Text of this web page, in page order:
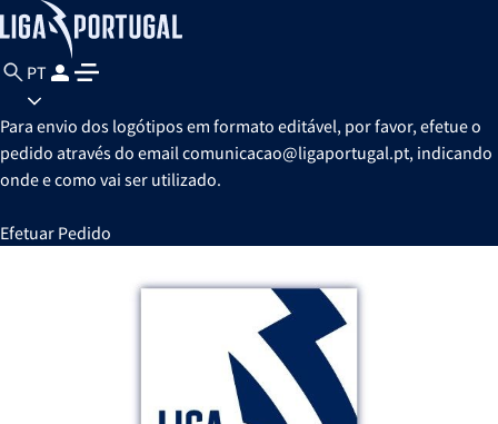
PT
Para envio dos logótipos em formato editável, por favor, efetue o
pedido através do email comunicacao@ligaportugal.pt, indicando
onde e como vai ser utilizado.
Efetuar Pedido